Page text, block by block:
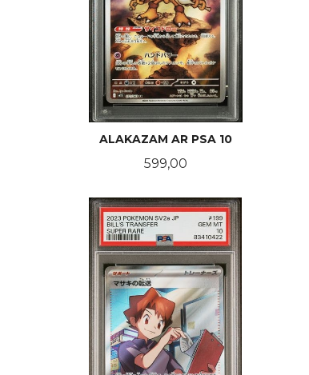
ALAKAZAM AR PSA 10
Pris
599,00
KJØP